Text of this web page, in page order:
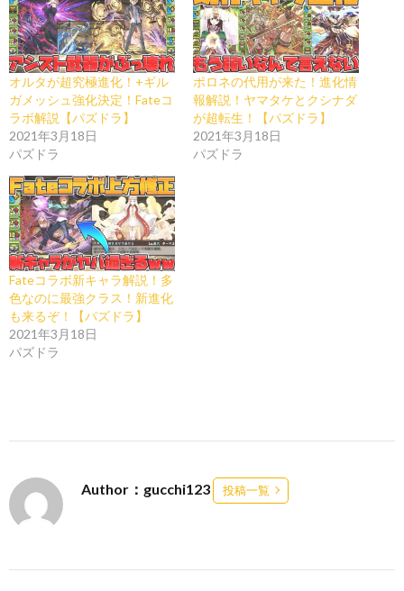
オルタが超究極進化！+ギル
ガメッシュ強化決定！Fateコ
ラボ解説【パズドラ】
2021年3月18日
パズドラ
ポロネの代用が来た！進化情
報解説！ヤマタケとクシナダ
が超転生！【パズドラ】
2021年3月18日
パズドラ
Fateコラボ新キャラ解説！多
色なのに最強クラス！新進化
も来るぞ！【パズドラ】
2021年3月18日
パズドラ
Author：gucchi123 投稿一覧